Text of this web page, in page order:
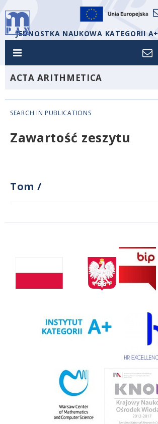
JEDNOSTKA NAUKOWA KATEGORII A+
ACTA ARITHMETICA
SEARCH IN PUBLICATIONS
Zawartość zeszytu
Tom /